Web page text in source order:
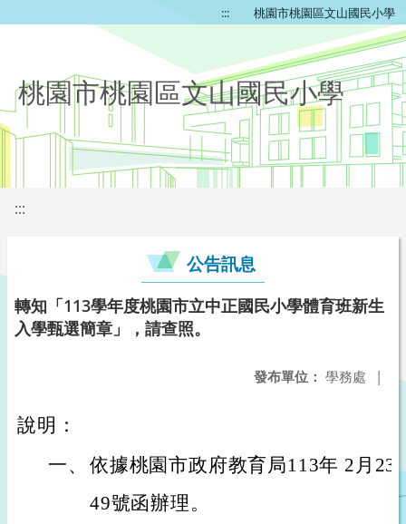
::: 桃園市桃園區文山國民小學
桃園市桃園區文山國民小學
:::
公告訊息
轉知「113學年度桃園市立中正國民小學體育班新生
入學甄選簡章」，請查照。
發布單位： 學務處 |
說明：
一、 依據桃園市政府教育局113年 2月23
49號函辦理。